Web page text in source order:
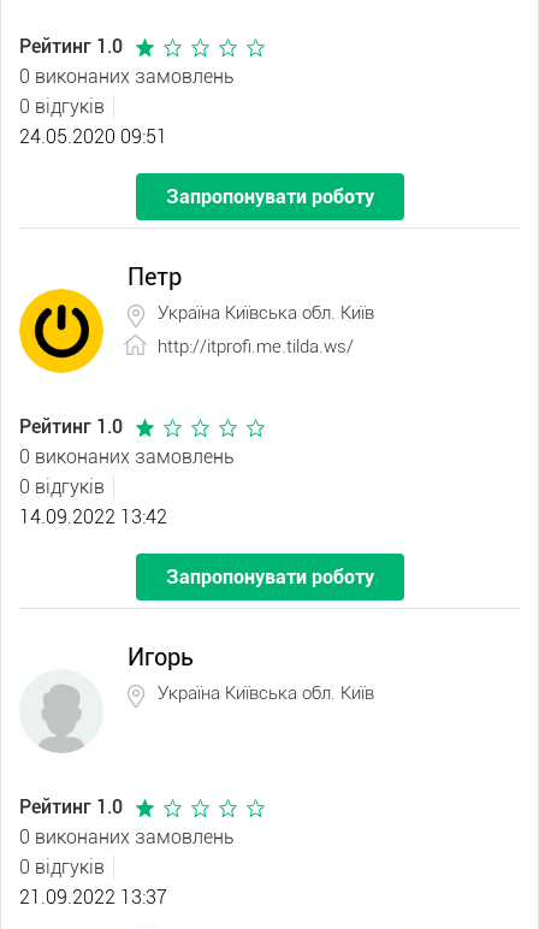
Рейтинг 1.0
0 виконаних замовлень
0 відгуків
24.05.2020 09:51
Запропонувати роботу
Петр
Україна Київська обл. Київ
http://itprofi.me.tilda.ws/
Рейтинг 1.0
0 виконаних замовлень
0 відгуків
14.09.2022 13:42
Запропонувати роботу
Игорь
Україна Київська обл. Київ
Рейтинг 1.0
0 виконаних замовлень
0 відгуків
21.09.2022 13:37